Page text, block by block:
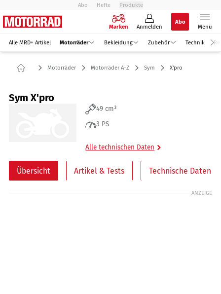
Abo Hefte Produkte
Marken Anmelden
Abo
Menü
Alle MRD+ Artikel Motorräder Bekleidung Zubehör Technik
Motorräder Motorräder A-Z Sym X'pro
Sym X'pro
49 cm³
3 PS
Alle technischen Daten
Übersicht Artikel & Tests Technische Daten
ANZEIGE